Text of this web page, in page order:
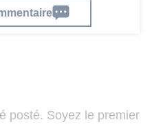
posté. Soyez le premier